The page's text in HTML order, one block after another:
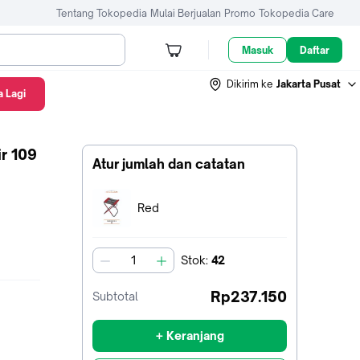
Tentang Tokopedia Mulai Berjualan Promo Tokopedia Care
Masuk Daftar
Dikirim ke Jakarta Pusat
Atur jumlah dan catatan
Terpilih:
Red
jumlah Stok: 42
Subtotal Rp237.150
+ Keranjang
109
Lagi